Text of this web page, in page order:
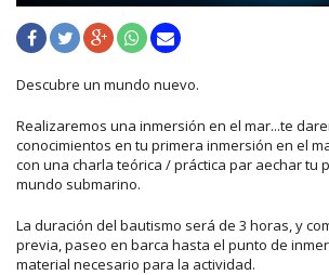
Descubre un mundo nuevo.
Realizaremos una inmersión en el mar...te
conocimientos en tu primera inmersión en el
con una charla teórica / práctica par aechar tu
mundo submarino.
La duración del bautismo será de 3 horas, y
previa, paseo en barca hasta el punto de
material necesario para la actividad.